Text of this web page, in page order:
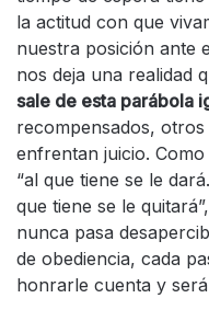
la actitud con que
nuestra posición ante
nos deja una realidad
sale de esta parábola
recompensados,
enfrentan juicio.
“al que tiene se le
que tiene se le
nunca pasa
de obediencia, cada
honrarle cuenta y